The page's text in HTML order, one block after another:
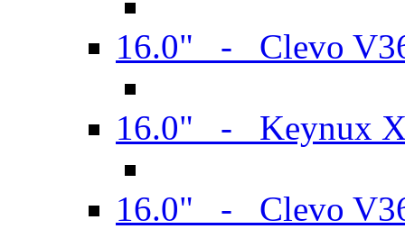
16.0" - Clevo
16.0" - Keynux
16.0" - Clevo